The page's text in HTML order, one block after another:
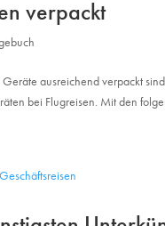
verpackt
ausreichend verpackt
bei Flugreisen. Mit den